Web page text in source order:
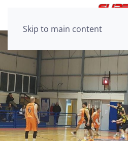
Skip to main content